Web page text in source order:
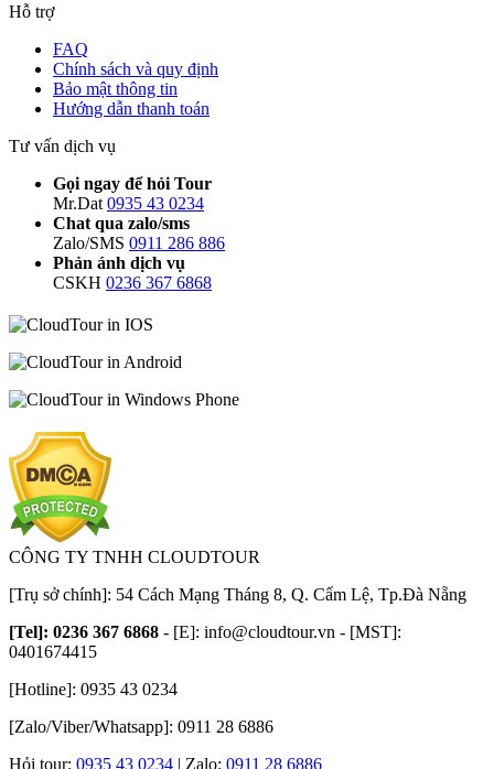
Hỗ trợ
FAQ
Chính sách và quy định
Bảo mật thông tin
Hướng dẫn thanh toán
Tư vấn dịch vụ
Gọi ngay để hỏi Tour
Mr.Dat 0935 43 0234
Chat qua zalo/sms
Zalo/SMS 0911 286 886
Phản ánh dịch vụ
CSKH 0236 367 6868
CÔNG TY TNHH CLOUDTOUR
[Trụ sở chính]: 54 Cách Mạng Tháng 8, Q. Cẩm Lệ, Tp.Đà Nẵng
[Tel]: 0236 367 6868 - [E]: info@cloudtour.vn - [MST]:
0401674415
[Hotline]: 0935 43 0234
[Zalo/Viber/Whatsapp]: 0911 28 6886
Hỏi tour: 0935 43 0234 | Zalo: 0911 28 6886